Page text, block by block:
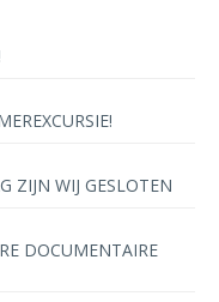
ZIJN WIJ GESLOTEN
DOCUMENTAIRE